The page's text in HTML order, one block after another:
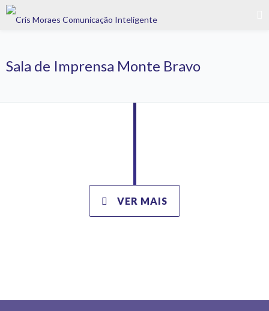
Sala de Imprensa Monte Bravo
VER MAIS